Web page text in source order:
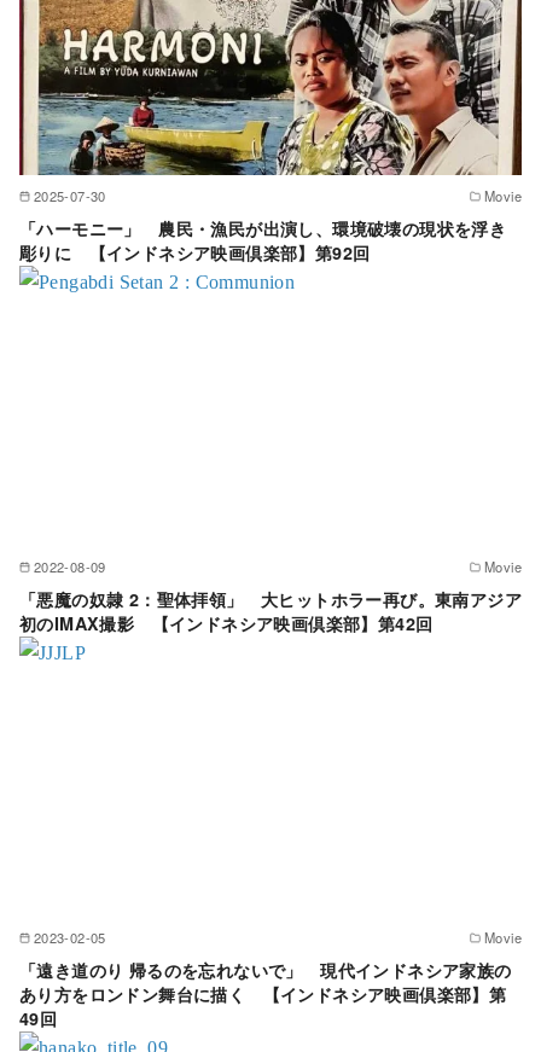
2025-07-30 Movie
「ハーモニー」 農民・漁民が出演し、環境破壊の現状を浮き
彫りに 【インドネシア映画倶楽部】第92回
2022-08-09 Movie
「悪魔の奴隷 2：聖体拝領」 大ヒットホラー再び。東南アジア
初のIMAX撮影 【インドネシア映画倶楽部】第42回
2023-02-05 Movie
「遠き道のり 帰るのを忘れないで」 現代インドネシア家族の
あり方をロンドン舞台に描く 【インドネシア映画倶楽部】第
49回